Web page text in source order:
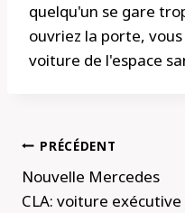
quelqu'un se gare
ouvriez la porte,
voiture de l'espace
Navigation
de
l’article
PRÉCÉDENT
Nouvelle Mercedes
CLA: voiture exécutive